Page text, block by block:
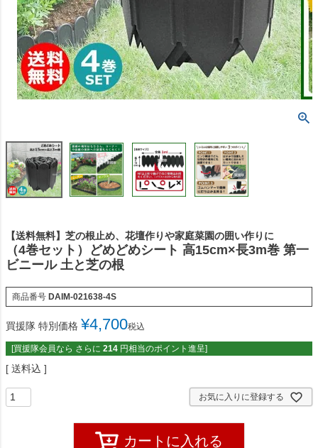
【送料無料】芝の根止め、花壇作りや家庭菜園の囲い作りに
（4巻セット）どめどめシート 高15cm×長3m巻 第一
ビニール 土と芝の根
商品番号 DAIM-021638-4S
買援隊 特別価格 ¥4,700税込
[買援隊会員なら さらに 214 円相当のポイント進呈]
送料込
お気に入りに登録する
カートに入れる